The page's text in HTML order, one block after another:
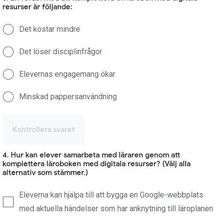
resurser är följande:
Det kostar mindre
Det löser disciplinfrågor
Elevernas engagemang ökar
Minskad pappersanvändning
Kontrollera svaret
4. Hur kan elever samarbeta med läraren genom att
komplettera läroboken med digitala resurser? (Välj alla
alternativ som stämmer.)
Eleverna kan hjälpa till att bygga en Google-webbplats
med aktuella händelser som har anknytning till läroplanen